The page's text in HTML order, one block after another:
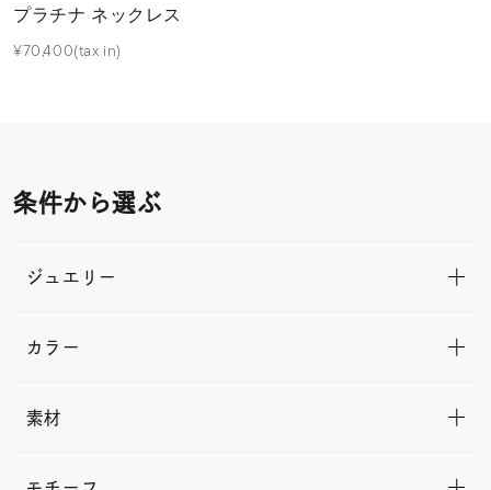
プラチナ ネックレス
¥70,400(tax in)
条件から選ぶ
ジュエリー
カラー
素材